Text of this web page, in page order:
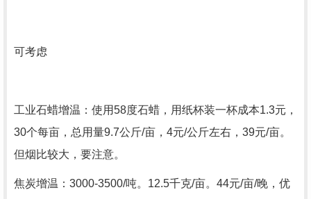
可考虑
工业石蜡增温：使用58度石蜡，用纸杯装一杯成本1.3元，
30个每亩，总用量9.7公斤/亩，4元/公斤左右，39元/亩。
但烟比较大，要注意。
焦炭增温：3000-3500/吨。12.5千克/亩。44元/亩/晚，优